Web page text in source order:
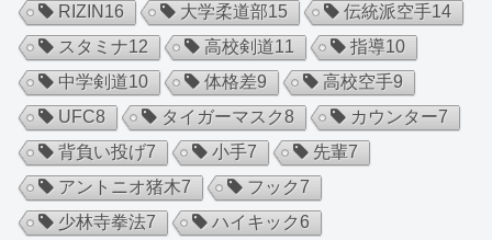
RIZIN 16 大学柔道部15 伝統派空手14
スタミナ12 高校剣道11 指導10
中学剣道10 体格差9 高校空手9
UFC8 タイガーマスク8 カウンター7
背負い投げ7 小手7 先輩7
アントニオ猪木7 フック7
少林寺拳法7 ハイキック6